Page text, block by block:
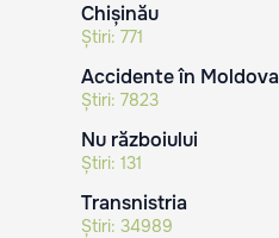
Chișinău
Știri: 771
Accidente în Moldova
Știri: 7823
Nu războiului
Știri: 131
Transnistria
Știri: 34989